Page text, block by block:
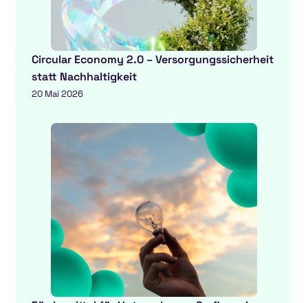
Circular Economy 2.0 – Versorgungssicherheit
statt Nachhaltigkeit
20 Mai 2026